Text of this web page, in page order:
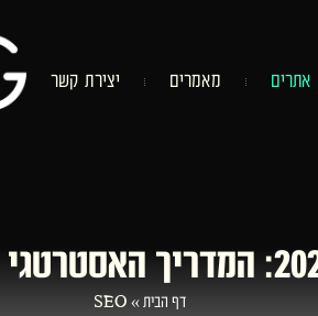
אתרים מאמרים יצירת קשר
דף הבית»
SEO